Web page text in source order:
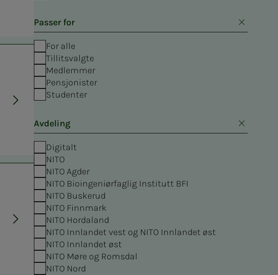
Passer for
For alle
Tillitsvalgte
Medlemmer
Pensjonister
Studenter
Avdeling
Digitalt
NITO
NITO Agder
NITO Bioingeniørfaglig Institutt BFI
NITO Buskerud
NITO Finnmark
NITO Hordaland
NITO Innlandet vest og NITO Innlandet øst
NITO Innlandet øst
NITO Møre og Romsdal
NITO Nord